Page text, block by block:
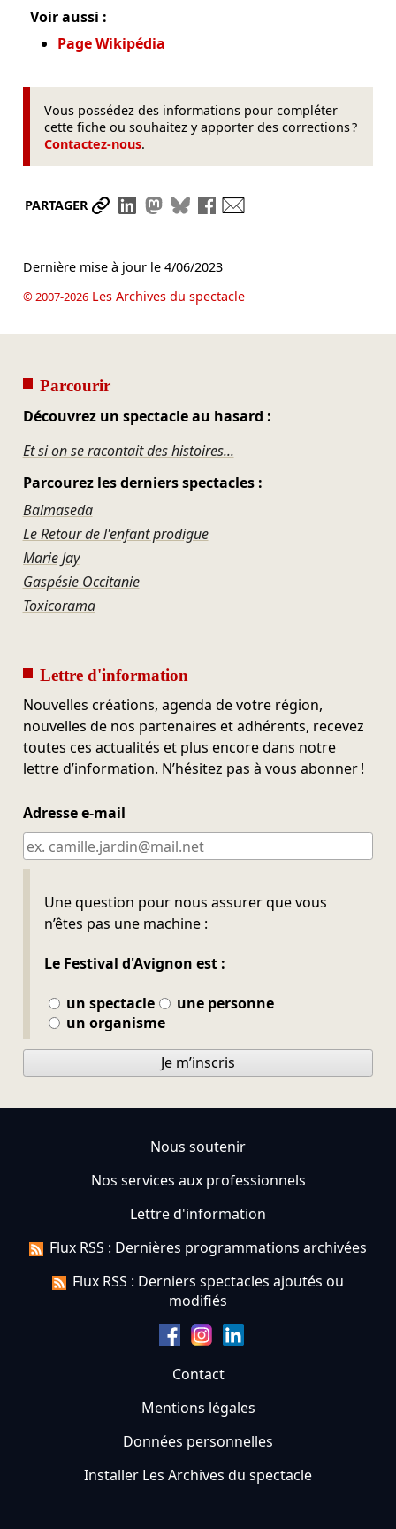
Voir aussi :
Page Wikipédia
Vous possédez des informations pour compléter
cette fiche ou souhaitez y apporter des corrections ?
Contactez-nous.
PARTAGER Partager le lien
Partager sur LinkedIn
Partager sur Mastodon
Partager sur Bluesky
Partager sur Facebook
Dernière mise à jour le 4/06/2023
© 2007-2026Les Archives du spectacle
Parcourir
Découvrez un spectacle au hasard :
Et si on se racontait des histoires...
Parcourez les derniers spectacles :
Balmaseda
Le Retour de l'enfant prodigue
Marie Jay
Gaspésie Occitanie
Toxicorama
Lettre d'information
Nouvelles créations, agenda de votre région,
nouvelles de nos partenaires et adhérents, recevez
toutes ces actualités et plus encore dans notre
lettre d’information. N’hésitez pas à vous abonner !
Adresse e-mail
Une question pour nous assurer que vous
n’êtes pas une machine :
Le Festival d'Avignon est :
un spectacle
une personne
un organisme
Ne pas remplir
Je m’inscris
Nous soutenir
Nos services aux professionnels
Lettre d'information
Flux RSS : Dernières programmations archivées
Flux RSS : Derniers spectacles ajoutés ou
modifiés
Contact
Mentions légales
Données personnelles
Installer Les Archives du spectacle